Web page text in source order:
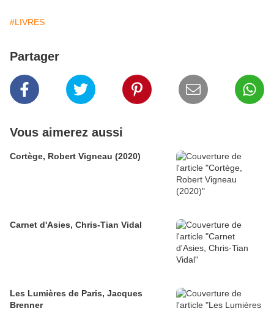
#LIVRES
Partager
Vous aimerez aussi
Cortège, Robert Vigneau (2020)
Carnet d'Asies, Chris-Tian Vidal
Les Lumières de Paris, Jacques
Brenner